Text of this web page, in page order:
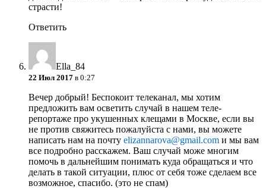
страсти!
Ответить
Ella_84
22 Июл 2017 в 0:27
Вечер добрый! Беспокоит телеканал, мы хотим
предложить вам осветить случай в нашем теле-
репортаже про укушенных клещами в Москве, если вы
не против свяжитесь пожалуйста с нами, вы можете
написать нам на почту elizannarova@gmail.com и мы вам
все подробно расскажем. Ваш случай може многим
помочь в дальнейшим понимать куда обращаться и что
делать в такой ситуации, плюс от себя тоже сделаем все
возможное, спасибо. (это не спам)